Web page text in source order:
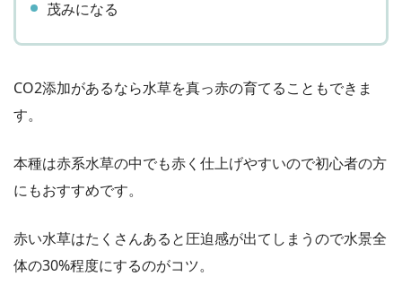
茂みになる
CO2添加があるなら水草を真っ赤の育てることもできま
す。
本種は赤系水草の中でも赤く仕上げやすいので初心者の方
にもおすすめです。
赤い水草はたくさんあると圧迫感が出てしまうので水景全
体の30%程度にするのがコツ。